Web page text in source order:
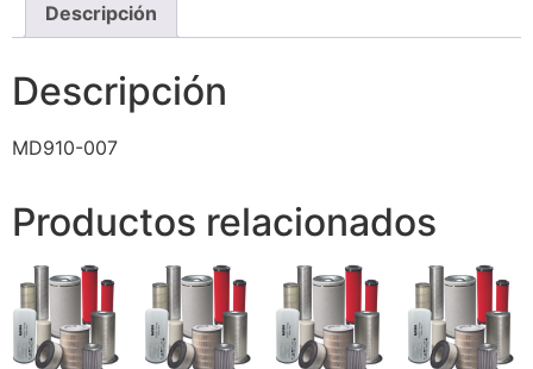
Descripción
Descripción
MD910-007
Productos relacionados